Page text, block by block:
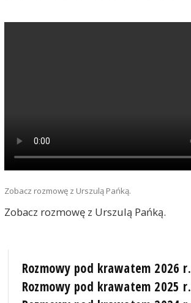
Zobacz rozmowę z Urszulą Pańką.
Zobacz rozmowę z Urszulą Pańką.
Rozmowy pod krawatem 2026 r.
Rozmowy pod krawatem 2025 r.